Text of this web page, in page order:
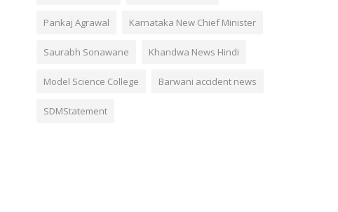
Pankaj Agrawal Karnataka New Chief Minister
Saurabh Sonawane Khandwa News Hindi
Model Science College Barwani accident news
SDMStatement